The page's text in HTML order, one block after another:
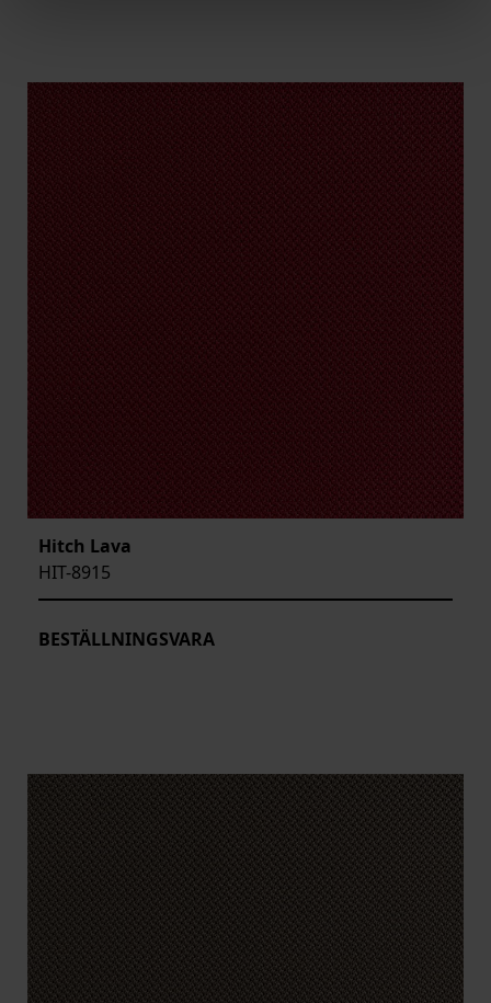
Hitch Lava
HIT-8915
BESTÄLLNINGSVARA